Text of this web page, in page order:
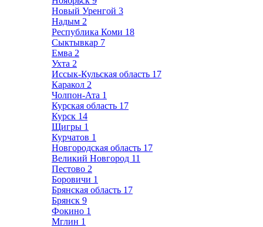
Новый Уренгой 3
Надым 2
Республика Коми 18
Сыктывкар 7
Емва 2
Ухта 2
Иссык-Кульская область 17
Каракол 2
Чолпон-Ата 1
Курская область 17
Курск 14
Щигры 1
Курчатов 1
Новгородская область 17
Великий Новгород 11
Пестово 2
Боровичи 1
Брянская область 17
Брянск 9
Фокино 1
Мглин 1